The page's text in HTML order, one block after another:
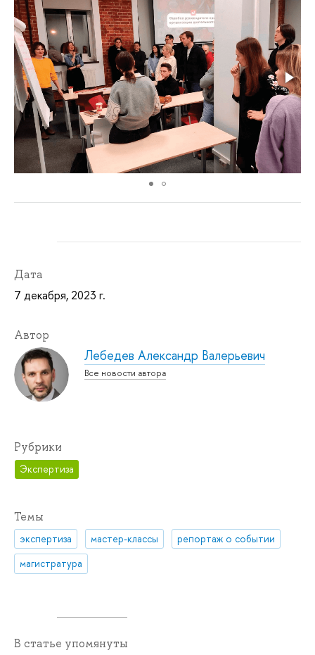
Дата
7 декабря, 2023 г.
Автор
Лебедев Александр Валерьевич
Все новости автора
Рубрики
Экспертиза
Темы
экспертиза мастер-классы
репортаж о событии
магистратура
В статье упомянуты